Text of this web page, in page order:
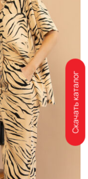
Скачать каталог